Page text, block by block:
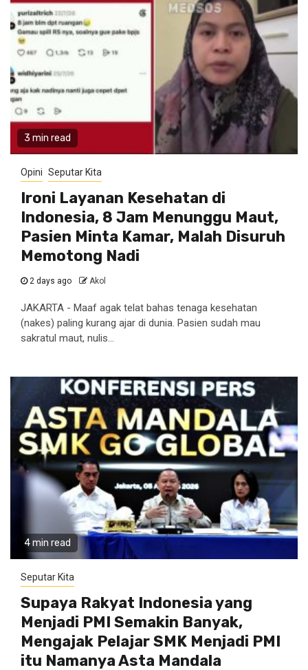
3 min read
Opini Seputar Kita
Ironi Layanan Kesehatan di
Indonesia, 8 Jam Menunggu Maut,
Pasien Minta Kamar, Malah Disuruh
Memotong Nadi
2 days ago Akol
JAKARTA - Maaf agak telat bahas tenaga kesehatan
(nakes) paling kurang ajar di dunia. Pasien sudah mau
sakratul maut, nulis...
4 min read
Seputar Kita
Supaya Rakyat Indonesia yang
Menjadi PMI Semakin Banyak,
Mengajak Pelajar SMK Menjadi PMI
itu Namanya Asta Mandala